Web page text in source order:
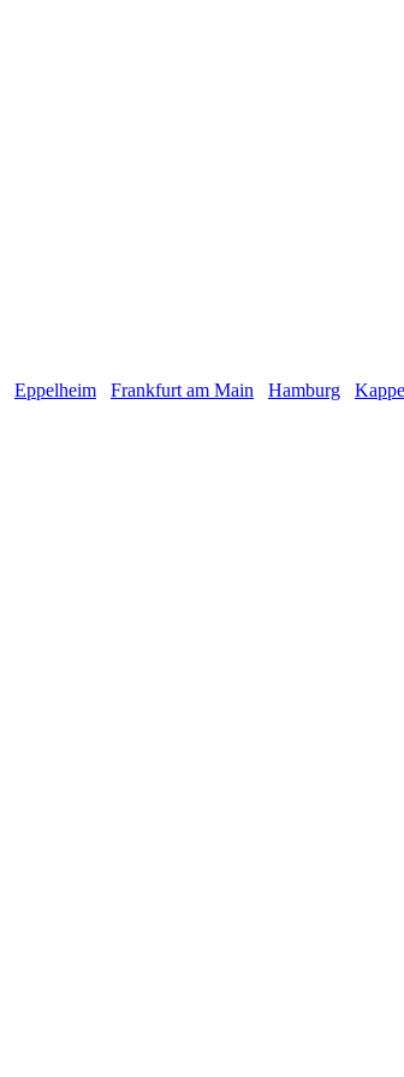
Eppelheim Frankfurt am Main Hamburg